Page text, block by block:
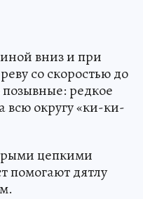
вниз и при
со скоростью до
позывные: редкое
всю округу «ки-ки-
цепкими
помогают дятлу